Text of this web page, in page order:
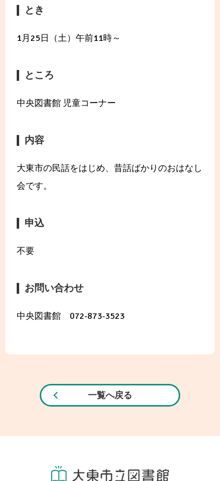
とき
1月25日（土）午前11時～
ところ
中央図書館 児童コーナー
内容
大東市の民話をはじめ、昔話ばかりのおはなし
会です。
申込
不要
お問い合わせ
中央図書館 072-873-3523
一覧へ戻る